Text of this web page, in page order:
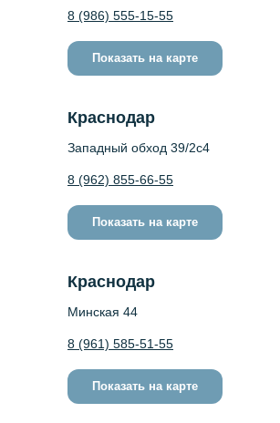
8 (986) 555-15-55
Показать на карте
Краснодар
Минская 44
8 (961) 585-51-55
Показать на карте
Краснодар
Западный обход 39/2c4
8 (962) 855-66-55
Показать на карте